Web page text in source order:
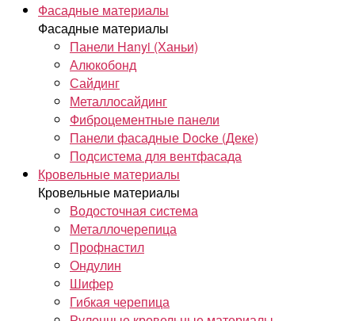
Фасадные материалы
Фасадные материалы
Панели Hanyi (Ханьи)
Алюкобонд
Сайдинг
Металлосайдинг
Фиброцементные панели
Панели фасадные Docke (Деке)
Подсистема для вентфасада
Кровельные материалы
Кровельные материалы
Водосточная система
Металлочерепица
Профнастил
Ондулин
Шифер
Гибкая черепица